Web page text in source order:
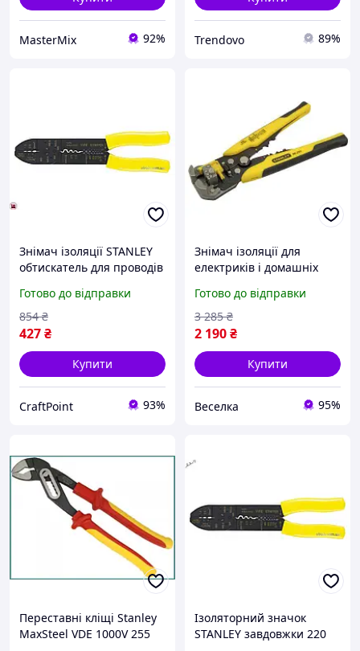
MasterMix 92% Trendovo 89%
Знімач ізоляції STANLEY
обтискатель для проводів
компактний
Готово до відправки
427₴
854 ₴
Купити
CraftPoint 93%
Знімач ізоляції для
електриків і домашніх
різаком для дротів до 6
мм2 FLAME
Готово до відправки
2 190₴
3 285 ₴
Купити
Веселка 95%
Переставні кліщі Stanley
MaxSteel VDE 1000V 255
Ізоляторний значок
STANLEY завдовжки 220